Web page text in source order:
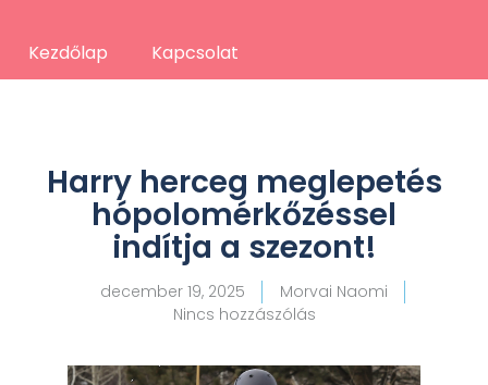
Kezdőlap Kapcsolat
Harry herceg meglepetés
hópolomérkőzéssel
indítja a szezont!
december 19, 2025
Morvai Naomi
Nincs hozzászólás